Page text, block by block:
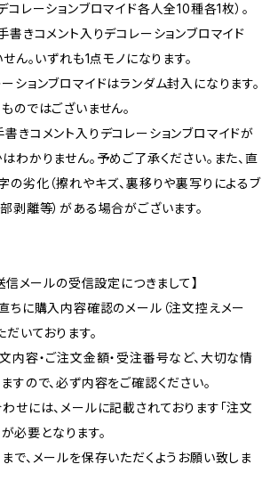
コレーションブロマイド各人全10種各1枚）。
きコメント入りデコレーションブロマイド
ん。いずれも1点モノになります。
ションブロマイドはランダム封入になります。
のではございません。
きコメント入りデコレーションブロマイドが
わかりません。予めご了承ください。また、直
の劣化（擦れやキズ、裏移りや裏写りによるブ
剥離等）がある場合がございます。
信メールの受信設定につきまして】
ちに購入内容確認のメール（注文控えメー
いております。
内容・ご注文金額・受注番号など、大切な情
すので、必ず内容をご確認ください。
せには、メールに記載されております「注文
が必要となります。
で、メールを保存いただくようお願い致しま